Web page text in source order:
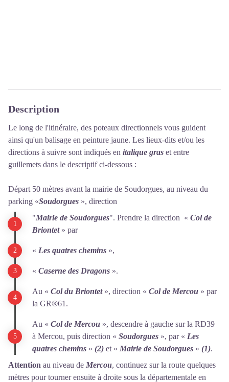
Description
Le long de l'itinéraire, des poteaux directionnels vous guident
ainsi qu'un balisage en peinture jaune. Les lieux-dits et/ou les
directions à suivre sont indiqués en italique gras et entre
guillemets dans le descriptif ci-dessous :
Départ 50 mètres avant la mairie de Soudorgues, au niveau du
parking «Soudorgues », direction
"Mairie de Soudorgues". Prendre la direction « Col de
Briontet» par
« Les quatres chemins »,
« Caserne des Dragons ».
Au « Col du Briontet », direction « Col de Mercou » par
la GR®61.
Au « Col de Mercou », descendre à gauche sur la RD39
à Mercou, puis direction « Soudorgues », par « Les
quatres chemins » (2) et « Mairie de Soudorgues » (1).
Attention au niveau de Mercou, continuez sur la route quelques
mètres pour tourner ensuite à droite sous la départementale en